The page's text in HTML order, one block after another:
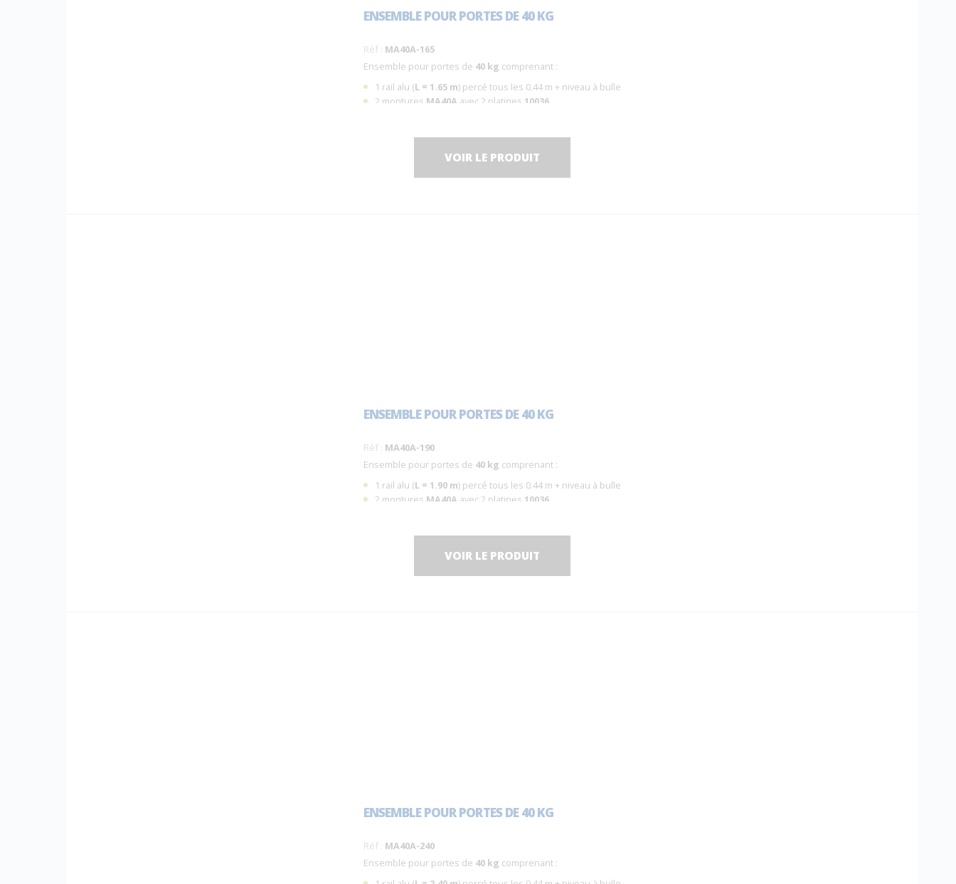
ENSEMBLE POUR PORTES DE 40 KG
Réf : MA40A-165
Ensemble pour portes de 40 kg comprenant :
1 rail alu (L = 1.65 m) percé tous les 0.44 m + niveau à bulle
2 montures MA40A avec 2 platines 10036
VOIR LE PRODUIT
ENSEMBLE POUR PORTES DE 40 KG
Réf : MA40A-190
Ensemble pour portes de 40 kg comprenant :
1 rail alu (L = 1.90 m) percé tous les 0.44 m + niveau à bulle
2 montures MA40A avec 2 platines 10036
VOIR LE PRODUIT
ENSEMBLE POUR PORTES DE 40 KG
Réf : MA40A-240
Ensemble pour portes de 40 kg comprenant :